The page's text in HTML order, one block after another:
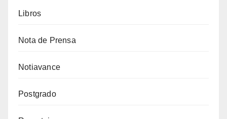
Libros
Nota de Prensa
Notiavance
Postgrado